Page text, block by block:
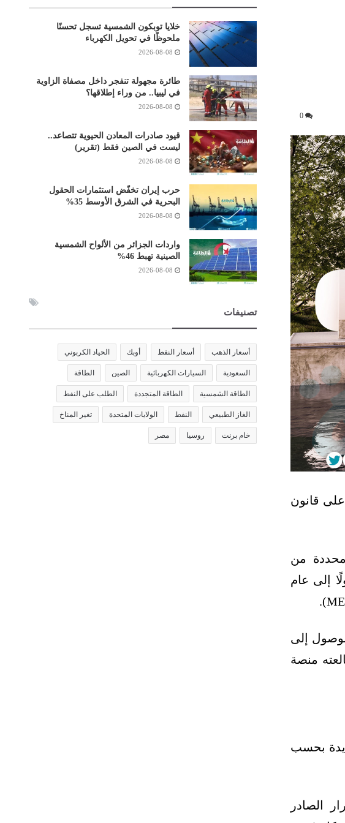
0
قانون
محددة من
معينة -ملزمة- تزداد سنويًا، بدءًا من عام 2024 وصولًا إلى عام
إلى
بحلول عام 2030، وفقًا لما طالعته منصة
بحسب
الصادر
خلايا توبكون الشمسية تسجل تحسنًا
ملحوظًا في تحويل الكهرباء
2026-08-08
طائرة مجهولة تنفجر داخل مصفاة الزاوية
في ليبيا.. من وراء إطلاقها؟
2026-08-08
قيود صادرات المعادن الحيوية تتصاعد..
ليست في الصين فقط (تقرير)
2026-08-08
حرب إيران تخفّض استثمارات الحقول
البحرية في الشرق الأوسط 35%
2026-08-08
واردات الجزائر من الألواح الشمسية
الصينية تهبط 46%
2026-08-08
تصنيفات
أسعار الذهب أسعار النفط أوبك الحياد الكربوني
السعودية السيارات الكهربائية الصين الطاقة
الطاقة الشمسية الطاقة المتجددة الطلب على النفط
الغاز الطبيعي النفط الولايات المتحدة تغير المناخ
خام برنت روسيا مصر